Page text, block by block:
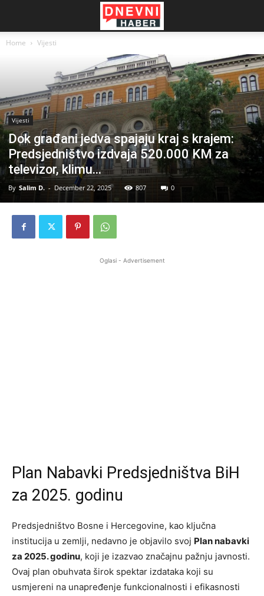
Home Vijesti
Vijesti
Dok građani jedva spajaju kraj s krajem:
Predsjedništvo izdvaja 520.000 KM za
televizor, klimu…
By Salim D. - December 22, 2025 807 0
Oglasi - Advertisement
Plan Nabavki Predsjedništva BiH
za 2025. godinu
Predsjedništvo Bosne i Hercegovine, kao ključna
institucija u zemlji, nedavno je objavilo svoj Plan nabavki
za 2025. godinu, koji je izazvao značajnu pažnju javnosti.
Ovaj plan obuhvata širok spektar izdataka koji su
usmjereni na unapređenje funkcionalnosti i efikasnosti